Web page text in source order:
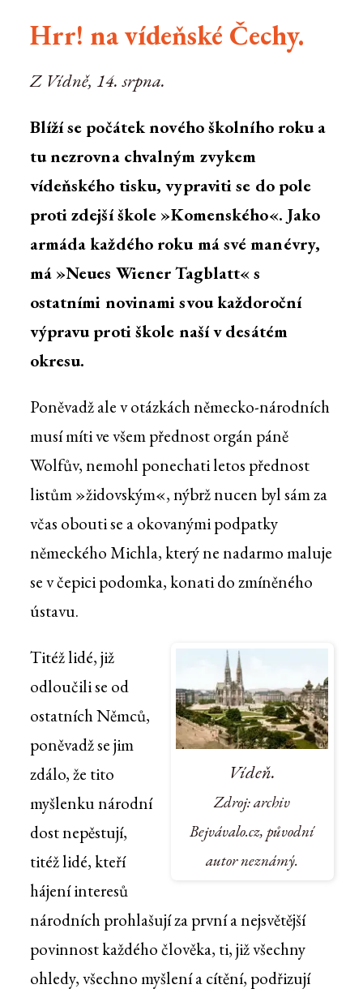
Hrr! na vídeňské Čechy.
Z Vídně, 14. srpna.
Blíží se počátek nového školního roku a
tu nezrovna chvalným zvykem
vídeňského tisku, vypraviti se do pole
proti zdejší škole »Komenského«. Jako
armáda každého roku má své manévry,
má »Neues Wiener Tagblatt« s
ostatními novinami svou každoroční
výpravu proti škole naší v desátém
okresu.
Poněvadž ale v otázkách německo-národních
musí míti ve všem přednost orgán páně
Wolfův, nemohl ponechati letos přednost
listům »židovským«, nýbrž nucen byl sám za
včas obouti se a okovanými podpatky
německého Michla, který ne nadarmo maluje
se v čepici podomka, konati do zmíněného
ústavu.
Vídeň.
Zdroj: archiv
Bejvávalo.cz, původní
autor neznámý.
Titéž lidé, již
odloučili se od
ostatních Němců,
poněvadž se jim
zdálo, že tito
myšlenku národní
dost nepěstují,
titéž lidé, kteří
hájení interesů
národních prohlašují za první a nejsvětější
povinnost každého člověka, ti, již všechny
ohledy, všechno myšlení a cítění, podřizují